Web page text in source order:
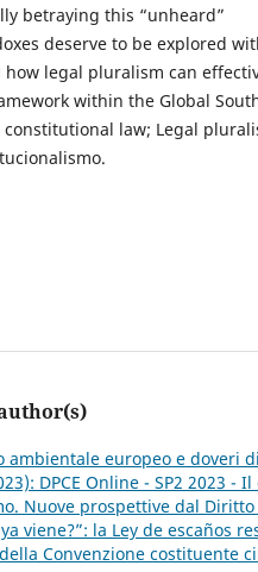
betraying this “unheard”
deserve to be explored
legal pluralism can
within the Global
constitutional law; Legal
ambientale europeo e doveri
DPCE Online - SP2 2023
Nuove prospettive dal
viene?”: la Ley de escaños
Convenzione costituente